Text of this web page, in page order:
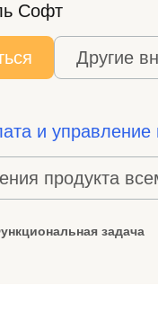
Софт
Другие
и
продукта
задача